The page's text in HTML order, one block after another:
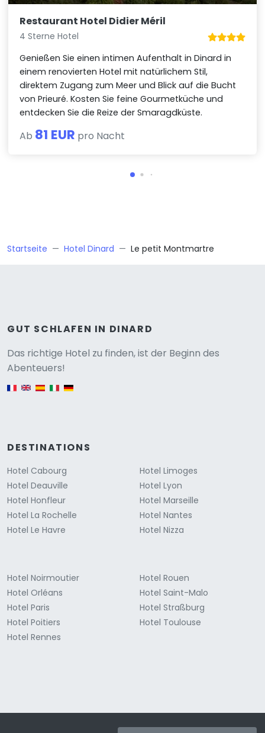
Restaurant Hotel Didier Méril
4 Sterne Hotel
Genießen Sie einen intimen Aufenthalt in Dinard in
einem renovierten Hotel mit natürlichem Stil,
direktem Zugang zum Meer und Blick auf die Bucht
von Prieuré. Kosten Sie feine Gourmetküche und
entdecken Sie die Reize der Smaragdküste.
Ab 81 EUR pro Nacht
Startseite Hotel Dinard Le petit Montmartre
GUT SCHLAFEN IN DINARD
Das richtige Hotel zu finden, ist der Beginn des
Abenteuers!
English version
DESTINATIONS
Hotel Cabourg
Hotel Deauville
Hotel Honfleur
Hotel La Rochelle
Hotel Le Havre
Hotel Limoges
Hotel Lyon
Hotel Marseille
Hotel Nantes
Hotel Nizza
Hotel Noirmoutier
Hotel Orléans
Hotel Paris
Hotel Poitiers
Hotel Rennes
Hotel Rouen
Hotel Saint-Malo
Hotel Straßburg
Hotel Toulouse